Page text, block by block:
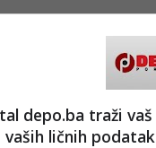
mreža
#zakon
depo.ba traži
vaših ličnih